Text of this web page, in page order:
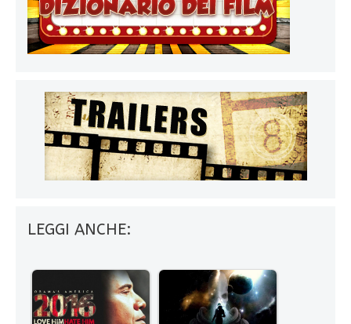
LEGGI ANCHE: